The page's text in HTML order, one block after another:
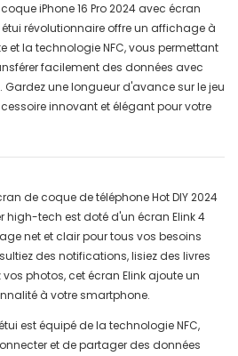
iPhone 16 Pro 2024 avec écran
étui révolutionnaire offre un affichage à
et la technologie NFC, vous permettant
facilement des données avec
une longueur d'avance sur le jeu
innovant et élégant pour votre
de coque de téléphone Hot DIY 2024
high-tech est doté d'un écran Elink 4
net et clair pour tous vos besoins
des notifications, lisiez des livres
photos, cet écran Elink ajoute un
à votre smartphone.
est équipé de la technologie NFC,
et de partager des données